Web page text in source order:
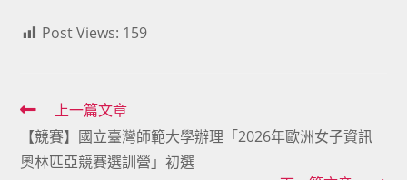
Post Views: 159
Read
more
articles
上一篇文章
【競賽】國立臺灣師範大學辦理「2026年歐洲女子資訊
奧林匹亞競賽選訓營」初選